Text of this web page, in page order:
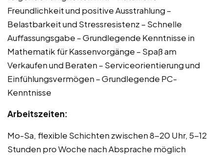
Freundlichkeit und positive Ausstrahlung –
Belastbarkeit und Stressresistenz – Schnelle
Auffassungsgabe – Grundlegende Kenntnisse in
Mathematik für Kassenvorgänge – Spaß am
Verkaufen und Beraten – Serviceorientierung und
Einfühlungsvermögen – Grundlegende PC-
Kenntnisse
Arbeitszeiten:
Mo-Sa, flexible Schichten zwischen 8-20 Uhr, 5-12
Stunden pro Woche nach Absprache möglich